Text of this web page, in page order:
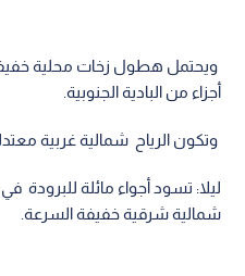
ويحتمل هطول زخات محلية
أجزاء من البادية الجنوبية.
وتكون الرياح شمالية غربية
ليلا: تسود أجواء مائلة للبرودة
شمالية شرقية خفيفة السرعة.